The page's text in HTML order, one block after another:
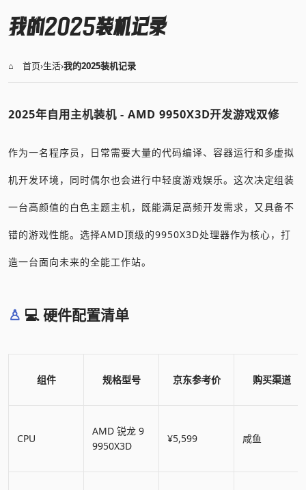
我的2025装机记录
⌂ 首页›生活›我的2025装机记录
2025年自用主机装机 - AMD 9950X3D开发游戏双修
作为一名程序员，日常需要大量的代码编译、容器运行和多虚拟
机开发环境，同时偶尔也会进行中轻度游戏娱乐。这次决定组装
一台高颜值的白色主题主机，既能满足高频开发需求，又具备不
错的游戏性能。选择AMD顶级的9950X3D处理器作为核心，打
造一台面向未来的全能工作站。
💻 硬件配置清单
组件 规格型号 京东参考价 购买渠道
CPU
AMD 锐龙 9
9950X3D
¥5,599 咸鱼